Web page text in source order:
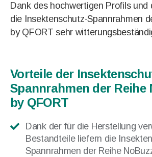
Dank des hochwertigen Profils und
die Insektenschutz-Spannrahmen
by QFORT sehr
Vorteile der
Spannrahmen der Reihe
by QFORT
Dank der für die Herstellung
Bestandteile liefern die
Spannrahmen der Reihe